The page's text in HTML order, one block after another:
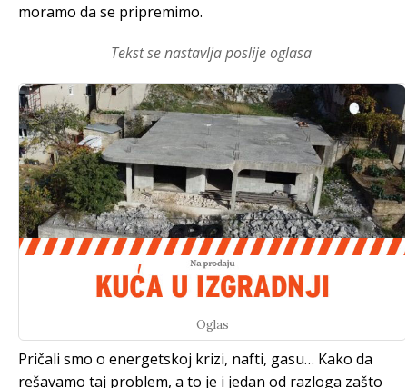
moramo da se pripremimo.
Tekst se nastavlja poslije oglasa
Oglas
Pričali smo o energetskoj krizi, nafti, gasu… Kako da
rešavamo taj problem, a to je i jedan od razloga zašto